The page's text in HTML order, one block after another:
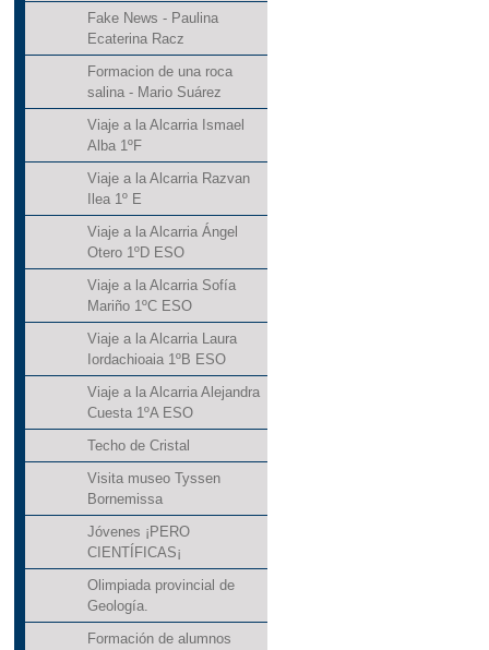
Fake News - Paulina
Ecaterina Racz
Formacion de una roca
salina - Mario Suárez
Viaje a la Alcarria Ismael
Alba 1ºF
Viaje a la Alcarria Razvan
Ilea 1º E
Viaje a la Alcarria Ángel
Otero 1ºD ESO
Viaje a la Alcarria Sofía
Mariño 1ºC ESO
Viaje a la Alcarria Laura
Iordachioaia 1ºB ESO
Viaje a la Alcarria Alejandra
Cuesta 1ºA ESO
Techo de Cristal
Visita museo Tyssen
Bornemissa
Jóvenes ¡PERO
CIENTÍFICAS¡
Olimpiada provincial de
Geología.
Formación de alumnos